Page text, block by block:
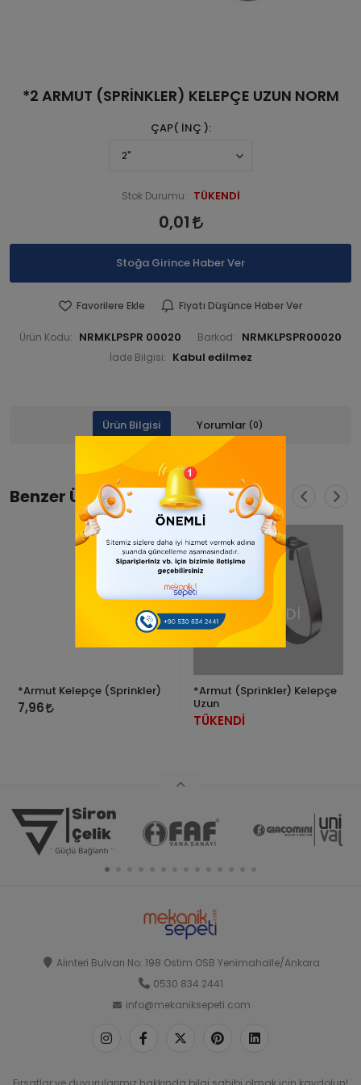
*2 ARMUT (SPRİNKLER) KELEPÇE UZUN NORM
ÇAP( İNÇ )
Stok Durumu: TÜKENDİ
0,01
Stoğa Girince Haber Ver
Favorilere Ekle Fiyatı Düşünce Haber Ver
Ürün Kodu: NRMKLPSPR 00020 Barkod: NRMKLPSPR00020
İade Bilgisi:
Ürün Bilgisi Yorumlar (0)
Benzer Ürünler
*Armut Kelepçe (Sprinkler)
7,96
TÜKENDİ
*Armut (Sprinkler) Kelepçe
Uzun
TÜKENDİ
Alınteri Bulvarı No: 198 Ostim OSB Yenimahalle/Ankara
0530 834 2441
info@mekaniksepeti.com